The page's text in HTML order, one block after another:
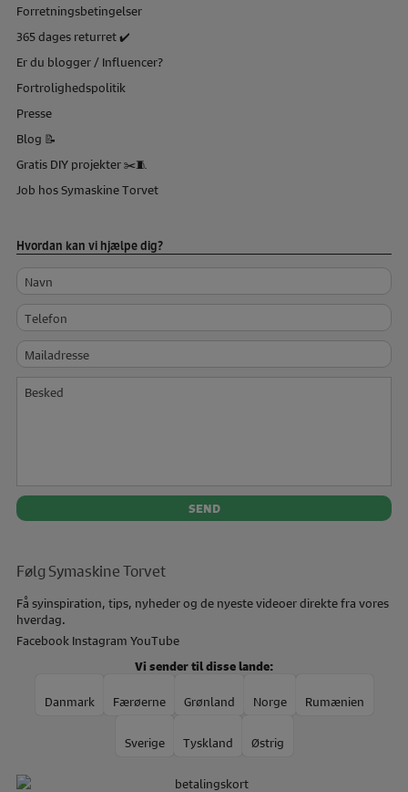
Forretningsbetingelser
365 dages returret ✔️
Er du blogger / Influencer?
Fortrolighedspolitik
Presse
Blog 📝
Gratis DIY projekter ✂️🧵
Job hos Symaskine Torvet
Hvordan kan vi hjælpe dig?
Navn
Telefon
Mailadresse
Besked
Følg Symaskine Torvet
Få syinspiration, tips, nyheder og de nyeste videoer direkte fra vores
hverdag.
Facebook Instagram YouTube
Vi sender til disse lande:
Danmark Færøerne Grønland Norge Rumænien
Sverige Tyskland Østrig